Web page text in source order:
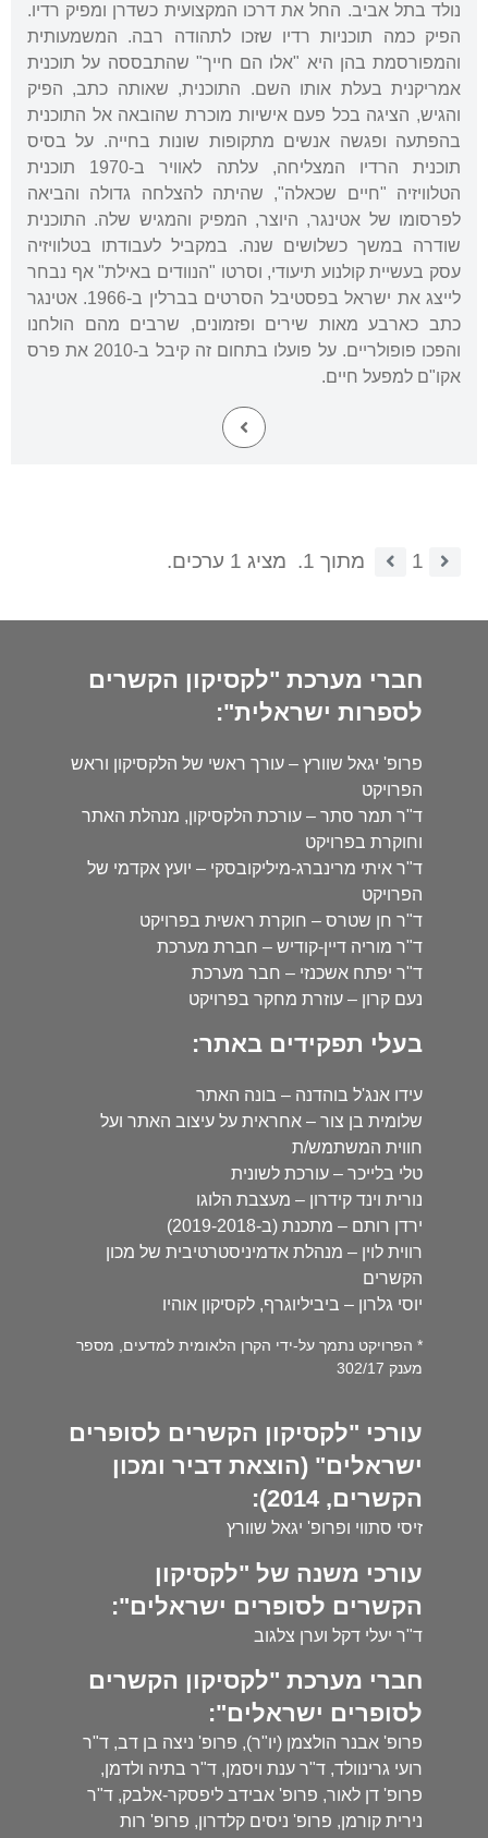
נולד בתל אביב. החל את דרכו המקצועית כשדרן ומפיק רדיו.
הפיק כמה תוכניות רדיו שזכו לתהודה רבה. המשמעותית
והמפורסמת בהן היא "אלו הם חייך" שהתבססה על תוכנית
אמריקנית בעלת אותו השם. התוכנית, שאותה כתב, הפיק
והגיש, הציגה בכל פעם אישיות מוכרת שהובאה אל התוכנית
בהפתעה ופגשה אנשים מתקופות שונות בחייה. על בסיס
תוכנית הרדיו המצליחה, עלתה לאוויר ב-1970 תוכנית
הטלוויזיה "חיים שכאלה", שהיתה להצלחה גדולה והביאה
לפרסומו של אטינגר, היוצר, המפיק והמגיש שלה. התוכנית
שודרה במשך כשלושים שנה. במקביל לעבודתו בטלוויזיה
עסק בעשיית קולנוע תיעודי, וסרטו "הנוודים באילת" אף נבחר
לייצג את ישראל בפסטיבל הסרטים בברלין ב-1966. אטינגר
כתב כארבע מאות שירים ופזמונים, שרבים מהם הולחנו
והפכו פופולריים. על פועלו בתחום זה קיבל ב-2010 את פרס
אקו"ם למפעל חיים.
1 מתוך 1. מציג 1 ערכים.
חברי מערכת "לקסיקון הקשרים
לספרות ישראלית":
פרופ' יגאל שוורץ – עורך ראשי של הלקסיקון וראש
הפרויקט
ד"ר תמר סתר – עורכת הלקסיקון, מנהלת האתר
וחוקרת בפרויקט
ד"ר איתי מרינברג-מיליקובסקי – יועץ אקדמי של
הפרויקט
ד"ר חן שטרס – חוקרת ראשית בפרויקט
ד"ר מוריה דיין-קודיש – חברת מערכת
ד"ר יפתח אשכנזי – חבר מערכת
נעם קרון – עוזרת מחקר בפרויקט
בעלי תפקידים באתר:
עידו אנג'ל בוהדנה – בונה האתר
שלומית בן צור – אחראית על עיצוב האתר ועל
חווית המשתמש/ת
טלי בלייכר – עורכת לשונית
נורית וינד קידרון – מעצבת הלוגו
ירדן רותם – מתכנת (ב-2019-2018)
רווית לוין – מנהלת אדמיניסטרטיבית של מכון
הקשרים
יוסי גלרון – ביביליוגרף, לקסיקון אוהיו
* הפרויקט נתמך על-ידי הקרן הלאומית למדעים, מספר
מענק 302/17
עורכי "לקסיקון הקשרים לסופרים
ישראלים" (הוצאת דביר ומכון
הקשרים, 2014):
זיסי סתווי ופרופ' יגאל שוורץ
עורכי משנה של "לקסיקון
הקשרים לסופרים ישראלים":
ד"ר יעלי דקל וערן צלגוב
חברי מערכת "לקסיקון הקשרים
לסופרים ישראלים":
פרופ' אבנר הולצמן (יו"ר), פרופ' ניצה בן דב, ד"ר
רועי גרינוולד, ד"ר ענת ויסמן, ד"ר בתיה ולדמן,
פרופ' דן לאור, פרופ' אבידב ליפסקר-אלבק, ד"ר
נירית קורמן, פרופ' ניסים קלדרון, פרופ' רות